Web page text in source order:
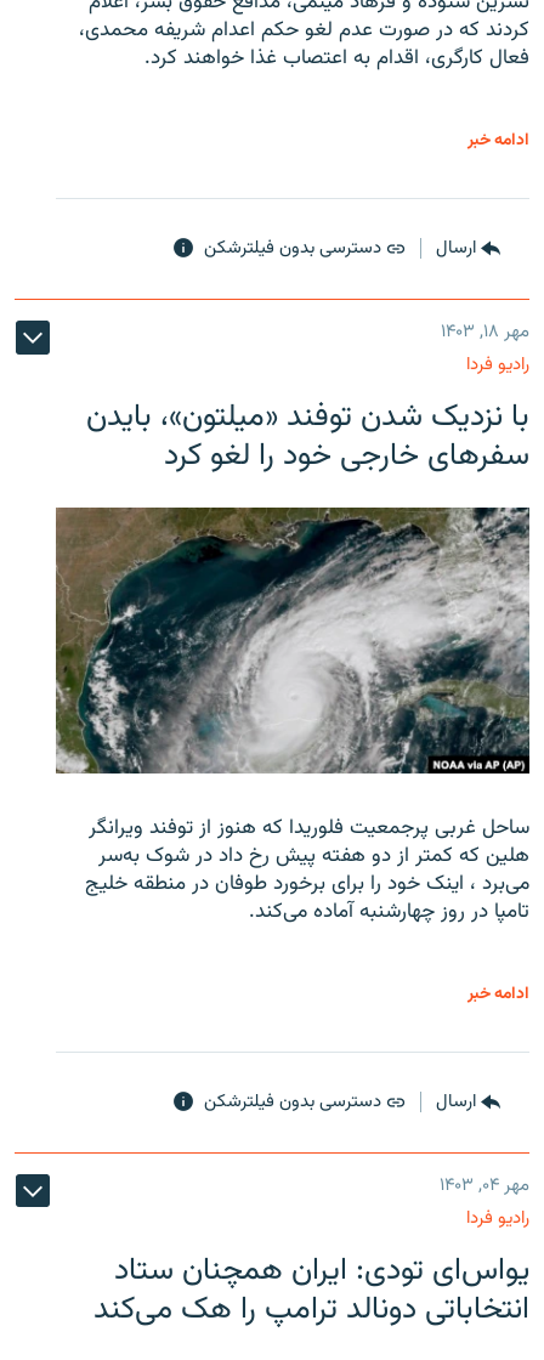
کردند که در صورت عدم لغو حکم اعدام شریفه محمدی،
فعال کارگری، اقدام به اعتصاب غذا خواهند کرد.
ادامه خبر
ارسال دسترسی بدون فیلترشکن
مهر ۱۸, ۱۴۰۳
رادیو فردا
با نزدیک شدن توفند «میلتون»، بایدن
سفرهای خارجی خود را لغو کرد
ساحل غربی پرجمعیت فلوریدا که هنوز از توفند ویرانگر
هلین که کمتر از دو هفته پیش رخ داد در شوک به‌سر
می‌برد ، اینک خود را برای برخورد طوفان در منطقه خلیج
تامپا در روز چهارشنبه آماده می‌کند.
ادامه خبر
ارسال دسترسی بدون فیلترشکن
مهر ۰۴, ۱۴۰۳
رادیو فردا
یو‌اس‌ای تودی: ایران همچنان ستاد
انتخاباتی دونالد ترامپ را هک می‌کند